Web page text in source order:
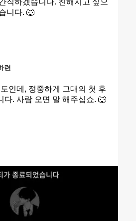
직하겠습니다. 친해지고 싶으
니다. 🐺
련
인데, 정중하게 그대의 첫 후
다. 사람 오면 말 해주십쇼. 🐺